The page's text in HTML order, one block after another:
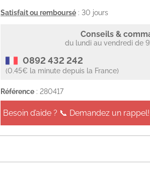
Satisfait ou remboursé : 30 jours
Conseils &
du lundi au vendredi de
0892 432 242
(0.45€ la minute depuis la France)
Référence : 280417
Besoin d’aide ? 📞 Demandez un rappel!